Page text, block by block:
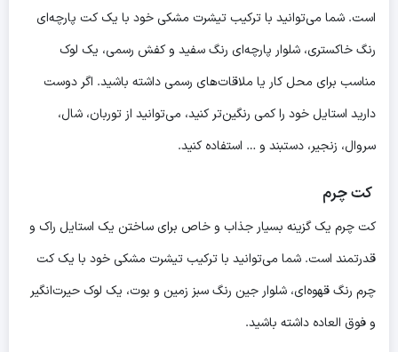
است. شما می‌توانید با ترکیب تیشرت مشکی خود با یک کت پارچه‌ای
رنگ خاکستری، شلوار پارچه‌ای رنگ سفید و کفش رسمی، یک لوک
مناسب برای محل کار یا ملاقات‌های رسمی داشته باشید. اگر دوست
دارید استایل خود را کمی رنگین‌تر کنید، می‌توانید از توربان، شال،
سروال، زنجیر، دستبند و … استفاده کنید.
کت چرم
کت چرم یک گزینه بسیار جذاب و خاص برای ساختن یک استایل راک و
قدرتمند است. شما می‌توانید با ترکیب تیشرت مشکی خود با یک کت
چرم رنگ قهوه‌ای، شلوار جین رنگ سبز زمین و بوت، یک لوک حیرت‌انگیر
و فوق العاده داشته باشید.